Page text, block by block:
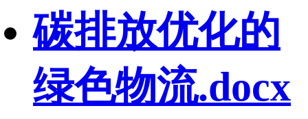
碳排放优化的
绿色物流.docx